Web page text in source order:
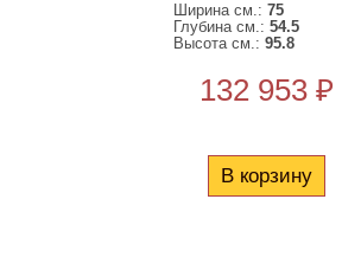
Ширина см.:75
Глубина см.:54.5
Высота см.:95.8
132 953 ₽
В корзину